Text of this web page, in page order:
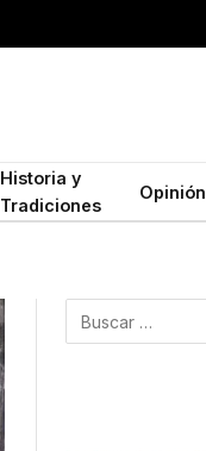
Historia y
Tradiciones
Opinión